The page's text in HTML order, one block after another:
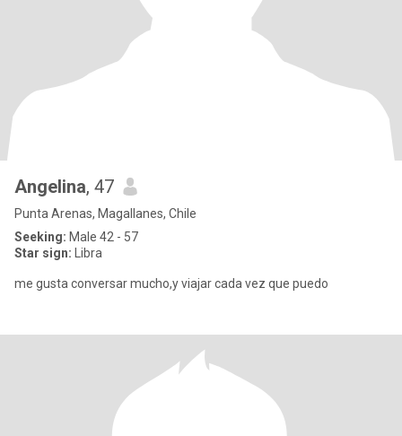
Angelina, 47
Punta Arenas, Magallanes, Chile
Seeking: Male 42 - 57
Star sign: Libra
me gusta conversar mucho,y viajar cada vez que puedo